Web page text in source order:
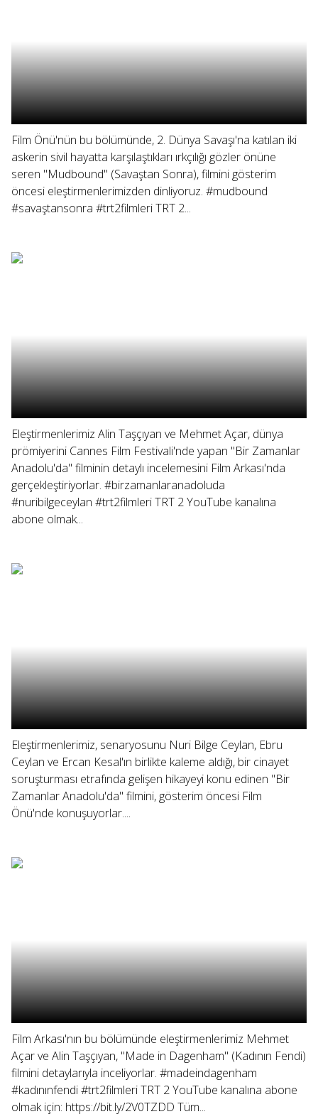
Film Önü'nün bu bölümünde, 2. Dünya Savaşı'na katılan iki
askerin sivil hayatta karşılaştıkları ırkçılığı gözler önüne
seren "Mudbound" (Savaştan Sonra), filmini gösterim
öncesi eleştirmenlerimizden dinliyoruz. #mudbound
#savaştansonra #trt2filmleri TRT 2...
Eleştirmenlerimiz Alin Taşçıyan ve Mehmet Açar, dünya
prömiyerini Cannes Film Festivali'nde yapan "Bir Zamanlar
Anadolu'da" filminin detaylı incelemesini Film Arkası'nda
gerçekleştiriyorlar. #birzamanlaranadoluda
#nuribilgeceylan #trt2filmleri TRT 2 YouTube kanalına
abone olmak...
Eleştirmenlerimiz, senaryosunu Nuri Bilge Ceylan, Ebru
Ceylan ve Ercan Kesal'ın birlikte kaleme aldığı, bir cinayet
soruşturması etrafında gelişen hikayeyi konu edinen "Bir
Zamanlar Anadolu'da" filmini, gösterim öncesi Film
Önü'nde konuşuyorlar....
Film Arkası'nın bu bölümünde eleştirmenlerimiz Mehmet
Açar ve Alin Taşçıyan, "Made in Dagenham" (Kadının Fendi)
filmini detaylarıyla inceliyorlar. #madeindagenham
#kadınınfendi #trt2filmleri TRT 2 YouTube kanalına abone
olmak için: https://bit.ly/2V0TZDD Tüm...